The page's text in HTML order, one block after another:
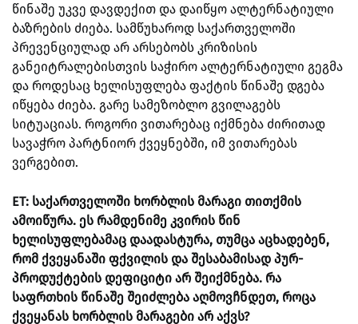
წინაშე უკვე დავდექით და დაიწყო ალტერნატიული
ბაზრების ძიება. სამწუხაროდ საქართველოში
პრევენციულად არ არსებობს კრიზისის
განეიტრალებისთვის საჭირო ალტერნატიული გეგმა
და როდესაც ხელისუფლება ფაქტის წინაშე დგება
იწყება ძიება. გარე სამეზობლო გვილაგებს
სიტუაციას. როგორი ვითარებაც იქმნება ძირითად
სავაჭრო პარტნიორ ქვეყნებში, იმ ვითარებას
ვერგებით.
ET: საქართველოში ხორბლის მარაგი თითქმის
ამოიწურა. ეს რამდენიმე კვირის წინ
ხელისუფლებამაც დაადასტურა, თუმცა აცხადებენ,
რომ ქვეყანაში ფქვილის და შესაბამისად პურ-
პროდუქტების დეფიციტი არ შეიქმნება. რა
საფრთხის წინაშე შეიძლება აღმოვჩნდეთ, როცა
ქვეყანას ხორბლის მარაგები არ აქვს?